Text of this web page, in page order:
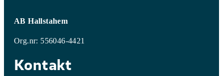
AB Hallstahem
Org.nr: 556046-4421
Kontakt